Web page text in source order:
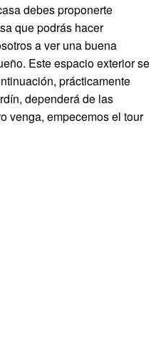
debes proponerte
que podrás hacer
a ver una buena
Este espacio exterior se
prácticamente
dependerá de las
venga, empecemos el tour